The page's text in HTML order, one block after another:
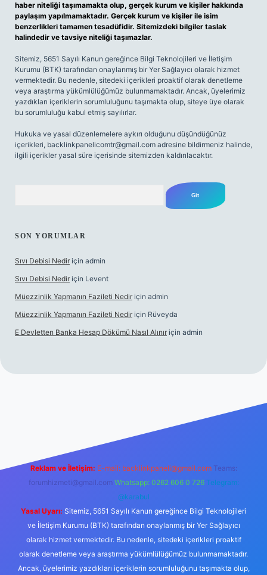
haber niteliği taşımamakta olup, gerçek kurum ve kişiler hakkında
paylaşım yapılmamaktadır. Gerçek kurum ve kişiler ile isim
benzerlikleri tamamen tesadüfidir. Sitemizdeki bilgiler taslak
halindedir ve tavsiye niteliği taşımazlar.
Sitemiz, 5651 Sayılı Kanun gereğince Bilgi Teknolojileri ve İletişim
Kurumu (BTK) tarafından onaylanmış bir Yer Sağlayıcı olarak hizmet
vermektedir. Bu nedenle, sitedeki içerikleri proaktif olarak denetleme
veya araştırma yükümlülüğümüz bulunmamaktadır. Ancak, üyelerimiz
yazdıkları içeriklerin sorumluluğunu taşımakta olup, siteye üye olarak
bu sorumluluğu kabul etmiş sayılırlar.
Hukuka ve yasal düzenlemelere aykırı olduğunu düşündüğünüz
içerikleri, backlinkpanelicomtr@gmail.com adresine bildirmeniz halinde,
ilgili içerikler yasal süre içerisinde sitemizden kaldırılacaktır.
SON YORUMLAR
Sıvı Debisi Nedir için admin
Sıvı Debisi Nedir için Levent
Müezzinlik Yapmanın Fazileti Nedir için admin
Müezzinlik Yapmanın Fazileti Nedir için Rüveyda
E Devletten Banka Hesap Dökümü Nasıl Alınır için admin
Reklam ve İletişim: E-mail: backlinkpaneli@gmail.com Teams:
forumhizmeti@gmail.com Whatsapp: 0262 606 0 726 Telegram:
@karabul
Yasal Uyarı: Sitemiz, 5651 Sayılı Kanun gereğince Bilgi Teknolojileri
ve İletişim Kurumu (BTK) tarafından onaylanmış bir Yer Sağlayıcı
olarak hizmet vermektedir. Bu nedenle, sitedeki içerikleri proaktif
olarak denetleme veya araştırma yükümlülüğümüz bulunmamaktadır.
Ancak, üyelerimiz yazdıkları içeriklerin sorumluluğunu taşımakta olup,